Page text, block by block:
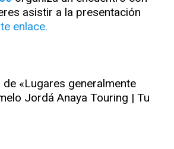
asistir a la presentación
enlace.